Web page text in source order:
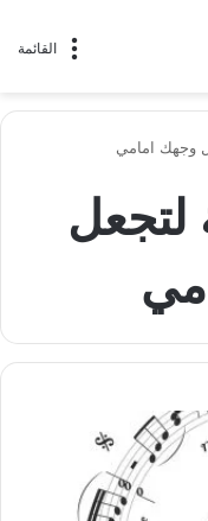
القائمة
وجهك امامي
لتجعل